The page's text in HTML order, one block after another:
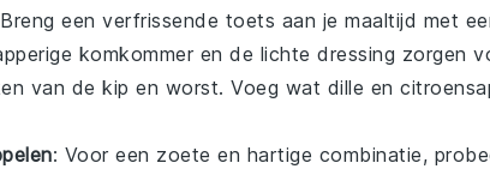
een verfrissende toets aan je maaltijd met
komkommer en de lichte dressing zorgen
van de kip en worst. Voeg wat dille en
: Voor een zoete en hartige combinatie,